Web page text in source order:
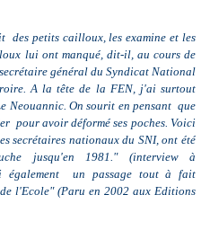
des petits cailloux, les examine et les
lui ont manqué, dit-il, au cours de
général du Syndicat National
A la tête de la FEN, j'ai surtout
Neouannic. On sourit en pensant que
pour avoir déformé ses poches. Voici
secrétaires nationaux du SNI, ont été
jusqu'en 1981." (interview à
également un passage tout à fait
l'Ecole" (Paru en 2002 aux Editions